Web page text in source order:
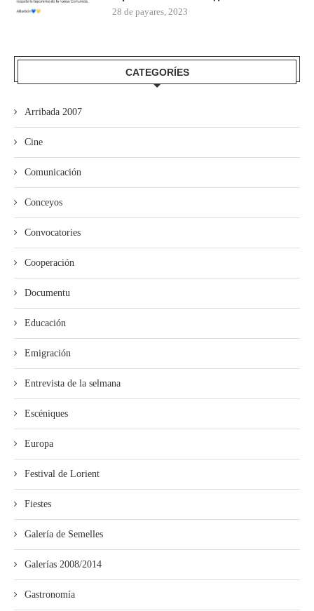
28 de payares, 2023
CATEGORÍES
Arribada 2007
Cine
Comunicación
Conceyos
Convocatories
Cooperación
Documentu
Educación
Emigración
Entrevista de la selmana
Escéniques
Europa
Festival de Lorient
Fiestes
Galería de Semelles
Galerías 2008/2014
Gastronomía